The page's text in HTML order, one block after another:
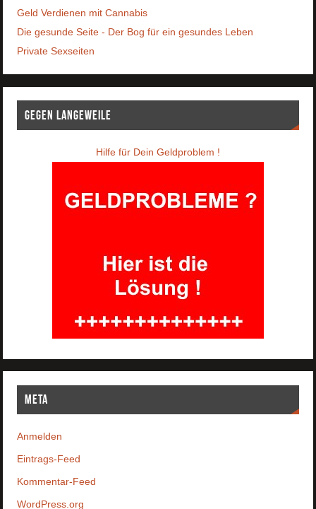
Geld Verdienen mit Cannabis
Die gesunde Seite - Der Bog für ein gesundes Leben
Private Sexseiten
Gegen Langeweile
Hilfe für Dein Geldproblem !
Meta
Anmelden
Eintrags-Feed
Kommentar-Feed
WordPress.org